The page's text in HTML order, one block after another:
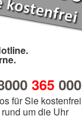
365000
für Sie kostenfrei
rund um die Uhr